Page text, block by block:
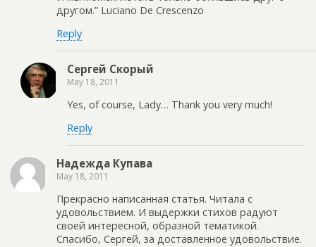
другом.” Luciano De Crescenzo
Reply
Сергей Скорый
May 18, 2011
Yes, of course, Lady… Thank you very much!
Reply
Надежда Купава
May 18, 2011
Прекрасно написанная статья. Читала с
удовольствием. И выдержки стихов радуют
своей интересной, образной тематикой.
Спасибо, Сергей, за доставленное удовольствие.